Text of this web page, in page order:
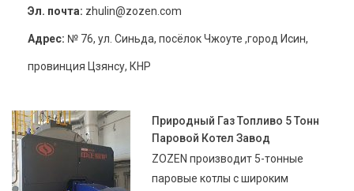
Эл. почта: zhulin@zozen.com
Адрес: № 76, ул. Синьда, посёлок Чжоуте ,город Исин,
провинция Цзянсу, КНР
Природный Газ Топливо 5 Тонн
Паровой Котел Завод
ZOZEN производит 5-тонные
паровые котлы с широким